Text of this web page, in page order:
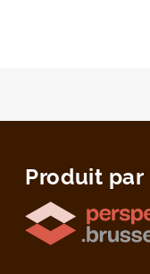
Produit par